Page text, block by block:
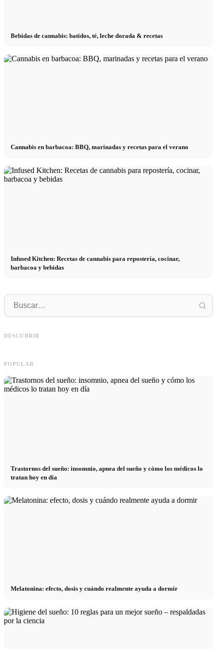
Bebidas de cannabis: batidos, té, leche dorada & recetas
Cannabis en barbacoa: BBQ, marinadas y recetas para el verano
Infused Kitchen: Recetas de cannabis para repostería, cocinar,
barbacoa y bebidas
DESCUBRIR
Marketing
POPULAR
Trastornos del sueño: insomnio, apnea del sueño y cómo los médicos lo
tratan hoy en día
Melatonina: efecto, dosis y cuándo realmente ayuda a dormir